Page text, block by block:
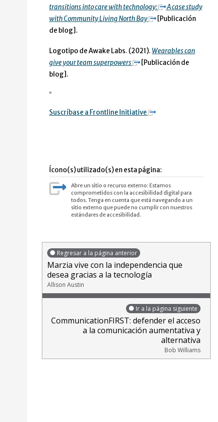
transitions into care with technology:
A case study
with Community Living North Bay
[Publicación
de blog].
Logotipo de Awake Labs. (2021).Wearables can
give your team superpowers
[Publicación de
blog].
Suscríbase a Frontline Initiative
Ícono(s) utilizado(s) en esta página:
Abre un sitio o recurso externo: Estamos
comprometidos con la accesibilidad digital para
todos. Tenga en cuenta que está navegando a un
sitio externo que puede no cumplir con nuestros
estándares de accesibilidad.
Regresar a la página anterior
Marzia vive con la independencia que
desea gracias a la tecnología
Allison Austin
Ir a la página siguiente
CommunicationFIRST: defender el acceso
a la comunicación aumentativa y
alternativa
Bob Williams